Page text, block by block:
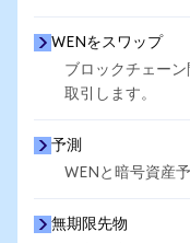
WENをスワップ
ブロックチェー
取引します。
予測
WENと暗号資産
無期限先物